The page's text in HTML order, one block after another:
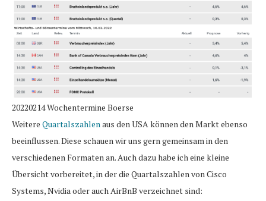
20220214 Wochentermine Boerse
Weitere Quartalszahlenaus den USA können den Markt ebenso
beeinflussen. Diese schauen wir uns gern gemeinsam in den
verschiedenen Formaten an. Auch dazu habe ich eine kleine
Übersicht vorbereitet, in der die Quartalszahlen von Cisco
Systems, Nvidia oder auch AirBnB verzeichnet sind: